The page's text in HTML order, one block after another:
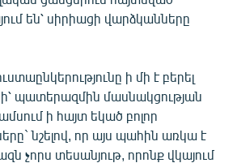
են՝ սիրիացի վարձկանները
ի մի է բերել
պատերազմին մասնակցության
ի հայտ եկած բոլոր
նշելով, որ այս պահին առկա է
չորս տեսանյութ, որոնք վկայում